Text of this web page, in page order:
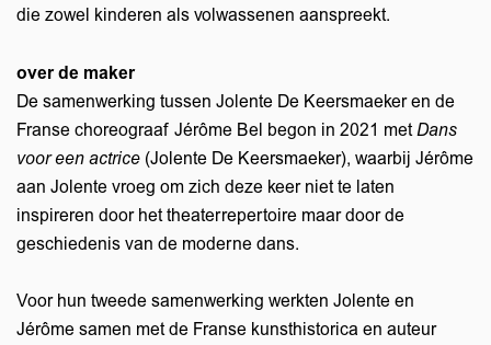
die zowel kinderen als volwassenen aanspreekt.
over de maker
De samenwerking tussen Jolente De Keersmaeker en de
Franse choreograaf Jérôme Bel begon in 2021 metDans
voor een actrice (Jolente De Keersmaeker), waarbij Jérôme
aan Jolente vroeg om zich deze keer niet te laten
inspireren door het theaterrepertoire maar door de
geschiedenis van de moderne dans.
Voor hun tweede samenwerking werkten Jolente en
Jérôme samen met de Franse kunsthistorica en auteur